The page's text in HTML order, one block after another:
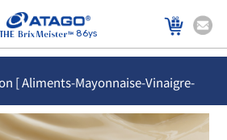
86ys
[ Aliments-Mayonnaise-Vinaigre-